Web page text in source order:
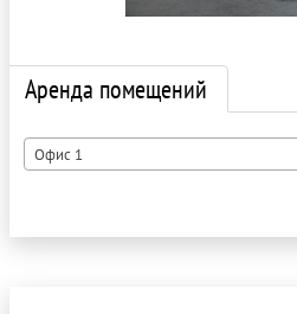
Аренда помещений
Офис 1